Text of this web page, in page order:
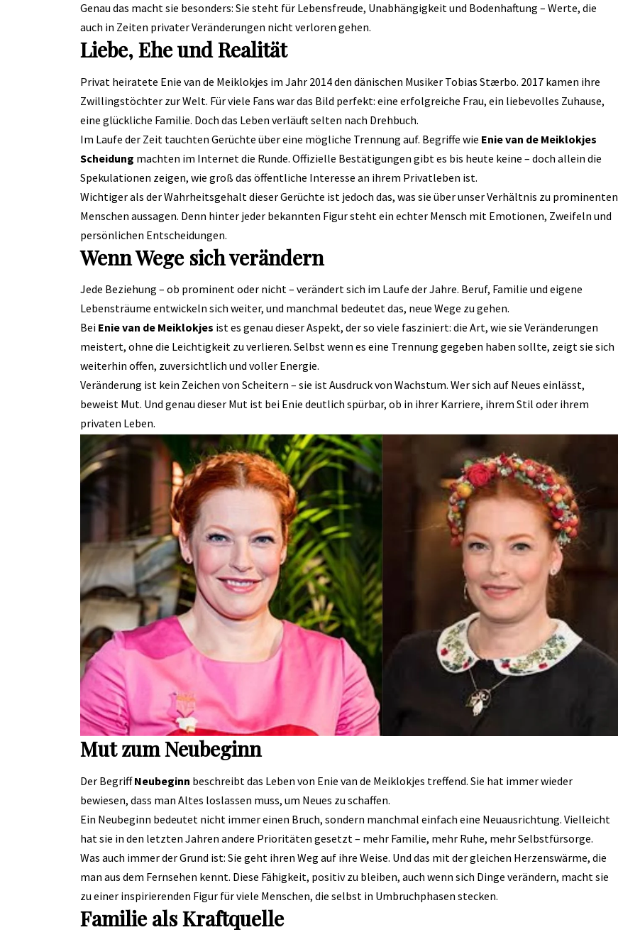
Genau das macht sie besonders: Sie steht für Lebensfreude, Unabhängigkeit und Bodenhaftung – Werte, die
auch in Zeiten privater Veränderungen nicht verloren gehen.
Liebe, Ehe und Realität
Privat heiratete Enie van de Meiklokjes im Jahr 2014 den dänischen Musiker Tobias Stærbo. 2017 kamen ihre
Zwillingstöchter zur Welt. Für viele Fans war das Bild perfekt: eine erfolgreiche Frau, ein liebevolles Zuhause,
eine glückliche Familie. Doch das Leben verläuft selten nach Drehbuch.
Im Laufe der Zeit tauchten Gerüchte über eine mögliche Trennung auf. Begriffe wie Enie van de Meiklokjes
Scheidung machten im Internet die Runde. Offizielle Bestätigungen gibt es bis heute keine – doch allein die
Spekulationen zeigen, wie groß das öffentliche Interesse an ihrem Privatleben ist.
Wichtiger als der Wahrheitsgehalt dieser Gerüchte ist jedoch das, was sie über unser Verhältnis zu prominenten
Menschen aussagen. Denn hinter jeder bekannten Figur steht ein echter Mensch mit Emotionen, Zweifeln und
persönlichen Entscheidungen.
Wenn Wege sich verändern
Jede Beziehung – ob prominent oder nicht – verändert sich im Laufe der Jahre. Beruf, Familie und eigene
Lebensträume entwickeln sich weiter, und manchmal bedeutet das, neue Wege zu gehen.
Bei Enie van de Meiklokjes ist es genau dieser Aspekt, der so viele fasziniert: die Art, wie sie Veränderungen
meistert, ohne die Leichtigkeit zu verlieren. Selbst wenn es eine Trennung gegeben haben sollte, zeigt sie sich
weiterhin offen, zuversichtlich und voller Energie.
Veränderung ist kein Zeichen von Scheitern – sie ist Ausdruck von Wachstum. Wer sich auf Neues einlässt,
beweist Mut. Und genau dieser Mut ist bei Enie deutlich spürbar, ob in ihrer Karriere, ihrem Stil oder ihrem
privaten Leben.
Mut zum Neubeginn
Der BegriffNeubeginn beschreibt das Leben von Enie van de Meiklokjes treffend. Sie hat immer wieder
bewiesen, dass man Altes loslassen muss, um Neues zu schaffen.
Ein Neubeginn bedeutet nicht immer einen Bruch, sondern manchmal einfach eine Neuausrichtung. Vielleicht
hat sie in den letzten Jahren andere Prioritäten gesetzt – mehr Familie, mehr Ruhe, mehr Selbstfürsorge.
Was auch immer der Grund ist: Sie geht ihren Weg auf ihre Weise. Und das mit der gleichen Herzenswärme, die
man aus dem Fernsehen kennt. Diese Fähigkeit, positiv zu bleiben, auch wenn sich Dinge verändern, macht sie
zu einer inspirierenden Figur für viele Menschen, die selbst in Umbruchphasen stecken.
Familie als Kraftquelle